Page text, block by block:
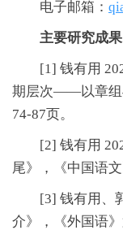
电子邮箱：
主要研究成果
[1] 钱有用
期层次——以章组
74-87页。
[2] 钱有用
尾》，《中国语
[3] 钱有用、郭
介》，《外国语》